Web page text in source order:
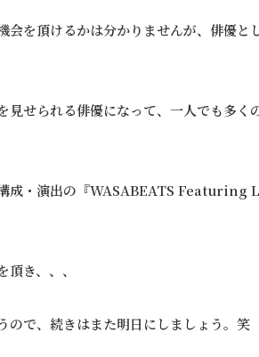
会を頂けるかは分かりませんが、俳優と
見せられる俳優になって、一人でも多く
成・演出の『WASABEATS Featuring
き、、、
ので、続きはまた明日にしましょう。笑